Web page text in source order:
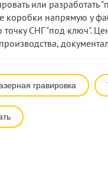
или разработать
напрямую у
точку СНГ "под ключ".
гравировка